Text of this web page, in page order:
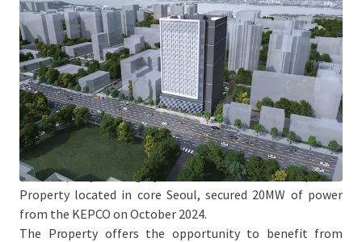
Jones Lang LaSalle Co., Ltd. (the "JLL"), on behalf of LB
Property Management Inc. (the Property management
company, asthe corporate director of “LB No.59 General
Private Real Estate Investment Limited Liability
Company”) (the “Seller”), is pleased to offer the
opportunity to acquire 20 MW powered land of 543
Gukhoe-daero, Yeongdeungpo-gu, Seoul with the TCC
Dongyang Tower (the “Property”).
The Property is a highly scarce datacenter development
Property located in core Seoul, secured 20MW of power
from the KEPCO on October 2024.
The Property offers the opportunity to benefit from